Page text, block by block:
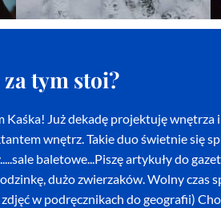
tym stoi?
Kaśka! Już dekadę projektuję wnętrza
wnętrz. Takie duo świetnie się
baletowe...Piszę artykuły do
dużo zwierzaków. Wolny czas
w podręcznikach do geografii)